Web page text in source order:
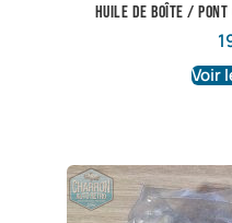
Huile de boîte / pont
Voir